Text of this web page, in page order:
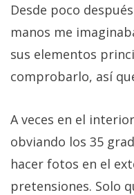
Desde poco
manos me
sus elementos
comprobarlo, así
A veces en el
obviando los 35
hacer fotos en el
pretensiones. Solo